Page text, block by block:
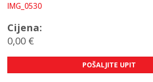
IMG_0530
Cijena:
0,00 €
POŠALJITE UPIT